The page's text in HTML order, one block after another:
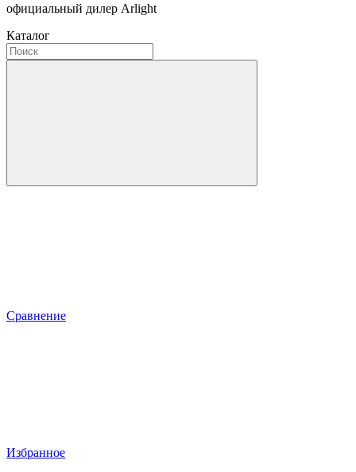
официальный дилер Arlight
Каталог
Сравнение
Избранное